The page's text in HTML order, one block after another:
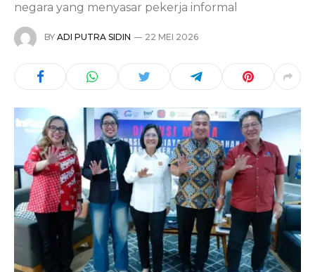
negara yang menyasar pekerja informal
BY ADI PUTRA SIDIN 22 MEI 2026